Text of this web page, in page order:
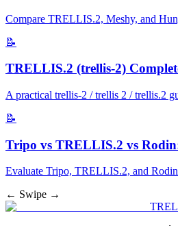
Compare TRELLIS.2, Meshy, and
📝
TRELLIS.2 (trellis-2)
A practical trellis-2 / trellis 2 / trellis.2
📝
Tripo vs TRELLIS.2 vs
Evaluate Tripo, TRELLIS.2, and Rodin
← Swipe →